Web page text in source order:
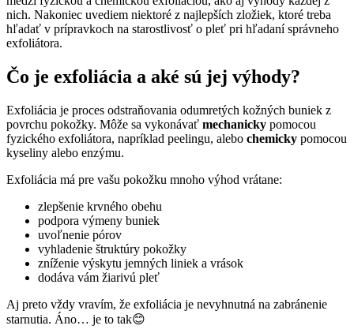
nich. Nakoniec uvediem niektoré z najlepších zložiek, ktoré treba
hľadať v prípravkoch na starostlivosť o pleť pri hľadaní správneho
exfoliátora.
Čo je exfoliácia a aké sú jej výhody?
Exfoliácia je proces odstraňovania odumretých kožných buniek z
povrchu pokožky. Môže sa vykonávať mechanicky pomocou
fyzického exfoliátora, napríklad peelingu, alebo chemicky pomocou
kyseliny alebo enzýmu.
Exfoliácia má pre vašu pokožku mnoho výhod vrátane:
zlepšenie krvného obehu
podpora výmeny buniek
uvoľnenie pórov
vyhladenie štruktúry pokožky
zníženie výskytu jemných liniek a vrások
dodáva vám žiarivú pleť
Aj preto vždy vravím, že exfoliácia je nevyhnutná na zabránenie
starnutia. Áno… je to tak😊